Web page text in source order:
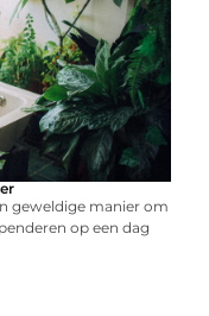
geweldige manier om
op een dag